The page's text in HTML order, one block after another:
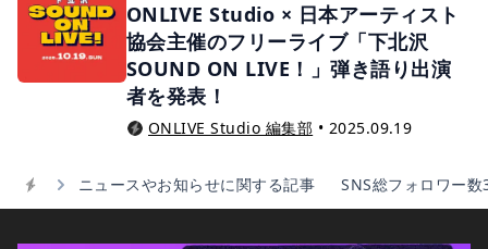
ONLIVE Studio × 日本アーティスト
協会主催のフリーライブ「下北沢
SOUND ON LIVE！」弾き語り出演
者を発表！
ONLIVE Studio 編集部 • 2025.09.19
ニュースやお知らせに関する記事 SNS総フォロワー